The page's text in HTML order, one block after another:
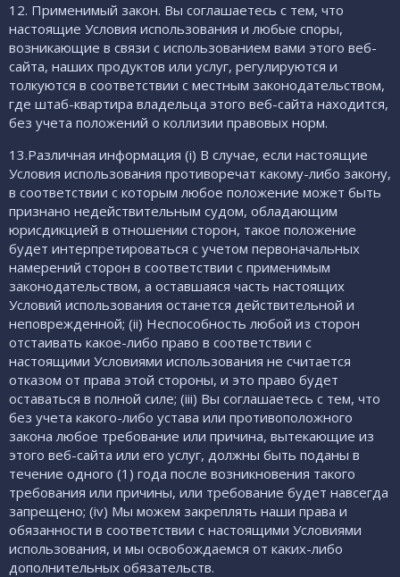
12. Применимый закон. Вы соглашаетесь с тем, что
настоящие Условия использования и любые споры,
возникающие в связи с использованием вами этого веб-
сайта, наших продуктов или услуг, регулируются и
толкуются в соответствии с местным законодательством,
где штаб-квартира владельца этого веб-сайта находится,
без учета положений о коллизии правовых норм.
13.Различная информация (i) В случае, если настоящие
Условия использования противоречат какому-либо закону,
в соответствии с которым любое положение может быть
признано недействительным судом, обладающим
юрисдикцией в отношении сторон, такое положение
будет интерпретироваться с учетом первоначальных
намерений сторон в соответствии с применимым
законодательством, а оставшаяся часть настоящих
Условий использования останется действительной и
неповрежденной; (ii) Неспособность любой из сторон
отстаивать какое-либо право в соответствии с
настоящими Условиями использования не считается
отказом от права этой стороны, и это право будет
оставаться в полной силе; (iii) Вы соглашаетесь с тем, что
без учета какого-либо устава или противоположного
закона любое требование или причина, вытекающие из
этого веб-сайта или его услуг, должны быть поданы в
течение одного (1) года после возникновения такого
требования или причины, или требование будет навсегда
запрещено; (iv) Мы можем закреплять наши права и
обязанности в соответствии с настоящими Условиями
использования, и мы освобождаемся от каких-либо
дополнительных обязательств.